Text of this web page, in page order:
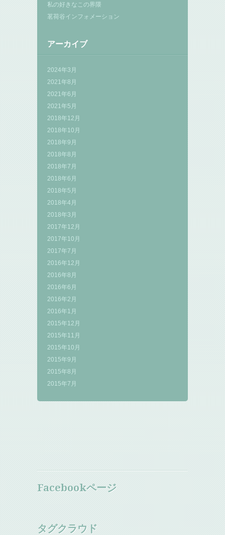
私の好きなこの界隈
茗荷谷インフォメーション
アーカイブ
2024年3月
2021年8月
2021年6月
2021年5月
2018年12月
2018年10月
2018年9月
2018年8月
2018年7月
2018年6月
2018年5月
2018年4月
2018年3月
2017年12月
2017年10月
2017年7月
2016年12月
2016年8月
2016年6月
2016年2月
2016年1月
2015年12月
2015年11月
2015年10月
2015年9月
2015年8月
2015年7月
Facebookページ
タグクラウド